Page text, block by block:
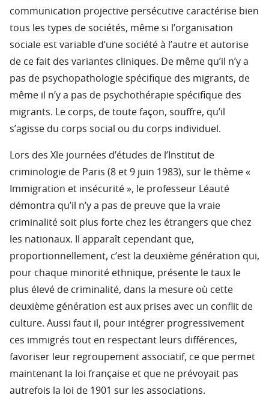
communication projective persécutive caractérise bien
tous les types de sociétés, même si l’organisation
sociale est variable d’une société à l’autre et autorise
de ce fait des variantes cliniques. De même qu’il n’y a
pas de psychopathologie spécifique des migrants, de
même il n’y a pas de psychothérapie spécifique des
migrants. Le corps, de toute façon, souffre, qu’il
s’agisse du corps social ou du corps individuel.
Lors des Xle journées d’études de l’Institut de
criminologie de Paris (8 et 9 juin 1983), sur le thème «
Immigration et insécurité », le professeur Léauté
démontra qu’il n’y a pas de preuve que la vraie
criminalité soit plus forte chez les étrangers que chez
les nationaux. Il apparaît cependant que,
proportionnellement, c’est la deuxième génération qui,
pour chaque minorité ethnique, présente le taux le
plus élevé de criminalité, dans la mesure où cette
deuxième génération est aux prises avec un conflit de
culture. Aussi faut il, pour intégrer progressivement
ces immigrés tout en respectant leurs différences,
favoriser leur regroupement associatif, ce que permet
maintenant la loi française et que ne prévoyait pas
autrefois la loi de 1901 sur les associations.